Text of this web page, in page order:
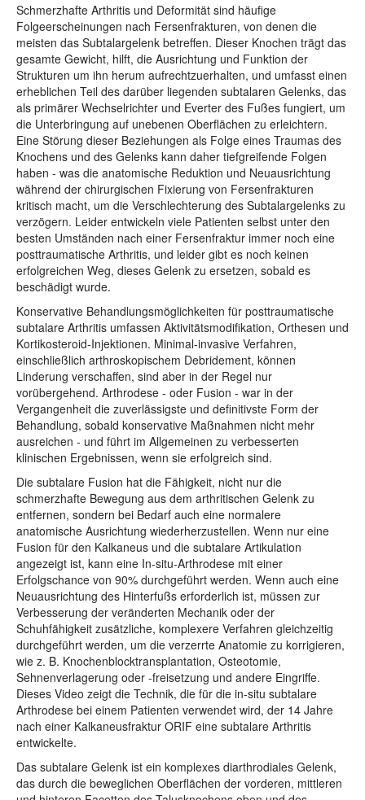
Schmerzhafte Arthritis und Deformität sind häufige
Folgeerscheinungen nach Fersenfrakturen, von denen die
meisten das Subtalargelenk betreffen. Dieser Knochen trägt das
gesamte Gewicht, hilft, die Ausrichtung und Funktion der
Strukturen um ihn herum aufrechtzuerhalten, und umfasst einen
erheblichen Teil des darüber liegenden subtalaren Gelenks, das
als primärer Wechselrichter und Everter des Fußes fungiert, um
die Unterbringung auf unebenen Oberflächen zu erleichtern.
Eine Störung dieser Beziehungen als Folge eines Traumas des
Knochens und des Gelenks kann daher tiefgreifende Folgen
haben - was die anatomische Reduktion und Neuausrichtung
während der chirurgischen Fixierung von Fersenfrakturen
kritisch macht, um die Verschlechterung des Subtalargelenks zu
verzögern. Leider entwickeln viele Patienten selbst unter den
besten Umständen nach einer Fersenfraktur immer noch eine
posttraumatische Arthritis, und leider gibt es noch keinen
erfolgreichen Weg, dieses Gelenk zu ersetzen, sobald es
beschädigt wurde.
Konservative Behandlungsmöglichkeiten für posttraumatische
subtalare Arthritis umfassen Aktivitätsmodifikation, Orthesen und
Kortikosteroid-Injektionen. Minimal-invasive Verfahren,
einschließlich arthroskopischem Debridement, können
Linderung verschaffen, sind aber in der Regel nur
vorübergehend. Arthrodese - oder Fusion - war in der
Vergangenheit die zuverlässigste und definitivste Form der
Behandlung, sobald konservative Maßnahmen nicht mehr
ausreichen - und führt im Allgemeinen zu verbesserten
klinischen Ergebnissen, wenn sie erfolgreich sind.
Die subtalare Fusion hat die Fähigkeit, nicht nur die
schmerzhafte Bewegung aus dem arthritischen Gelenk zu
entfernen, sondern bei Bedarf auch eine normalere
anatomische Ausrichtung wiederherzustellen. Wenn nur eine
Fusion für den Kalkaneus und die subtalare Artikulation
angezeigt ist, kann eine In-situ-Arthrodese mit einer
Erfolgschance von 90% durchgeführt werden. Wenn auch eine
Neuausrichtung des Hinterfußs erforderlich ist, müssen zur
Verbesserung der veränderten Mechanik oder der
Schuhfähigkeit zusätzliche, komplexere Verfahren gleichzeitig
durchgeführt werden, um die verzerrte Anatomie zu korrigieren,
wie z. B. Knochenblocktransplantation, Osteotomie,
Sehnenverlagerung oder -freisetzung und andere Eingriffe.
Dieses Video zeigt die Technik, die für die in-situ subtalare
Arthrodese bei einem Patienten verwendet wird, der 14 Jahre
nach einer Kalkaneusfraktur ORIF eine subtalare Arthritis
entwickelte.
Das subtalare Gelenk ist ein komplexes diarthrodiales Gelenk,
das durch die beweglichen Oberflächen der vorderen, mittleren